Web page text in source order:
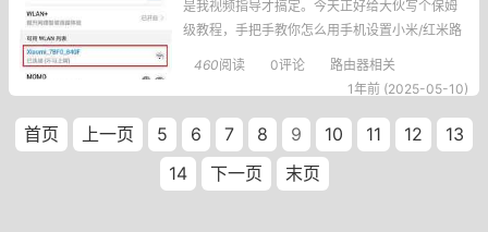
是我视频指导才搞定。今天正好给大伙写个保姆
级教程，手把手教你怎么用手机设置小米/红米路
由器，保证比教长辈用微信简单！一、开箱别急
着插线，先看这个！刚拆封的路由器就像个社恐
i。掏出手机打开WiFi列表，你会看到：Xiaomi_X
XXX（2.4G老爷爷频道）Xiaomi_XXXX_5G
460阅读 0评论
路由器相关
1年前 (2025-05-10)
首页 上一页 5 6 7 8 9 10 11 12
13
14
下一页 末页